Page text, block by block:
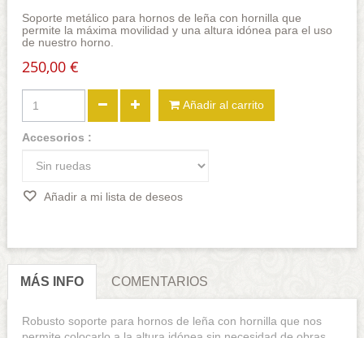
Soporte metálico para hornos de leña con hornilla que
permite la máxima movilidad y una altura idónea para el uso
de nuestro horno.
250,00 €
Añadir al carrito
Accesorios :
Añadir a mi lista de deseos
MÁS INFO COMENTARIOS
Robusto soporte para hornos de leña con hornilla que nos